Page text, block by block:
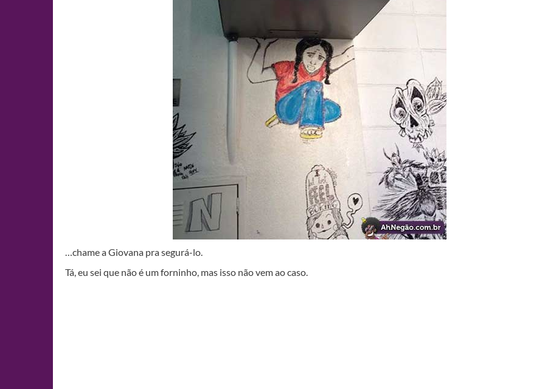
…chame a Giovana pra segurá-lo.
Tá, eu sei que não é um forninho, mas isso não vem ao caso.